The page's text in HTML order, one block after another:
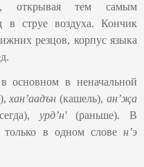
открывая тем самым
в струе воздуха. Кончик
резцов, корпус языка
основном в неначальной
хан’аадън(кашель),ан’җа
урд’н'(раньше). В
только в одном слове нʼэ